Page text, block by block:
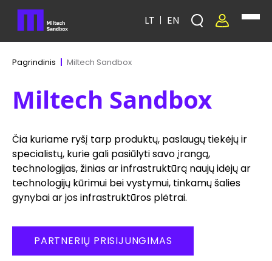
LT EN
Pagrindinis Miltech Sandbox
Miltech Sandbox
Čia kuriame ryšį tarp produktų, paslaugų tiekėjų ir
specialistų, kurie gali pasiūlyti savo įrangą,
technologijas, žinias ar infrastruktūrą naujų idėjų ar
technologijų kūrimui bei vystymui, tinkamų šalies
gynybai ar jos infrastruktūros plėtrai.
PARTNERIŲ PRISIJUNGIMAS